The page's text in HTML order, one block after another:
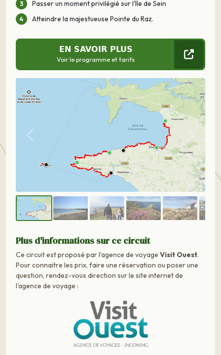
Passer un moment privilégié sur l'Île de Sein
Atteindre la majestueuse Pointe du Raz.
EN SAVOIR PLUS
Voir le programme et tarifs
Précédent Suivant
Plus d'informations sur ce circuit
Ce circuit est proposé par l'agence de voyage Visit Ouest.
Pour connaitre les prix, faire une réservation ou poser une
question, rendez-vous direction sur le site internet de
l'agence de voyage :